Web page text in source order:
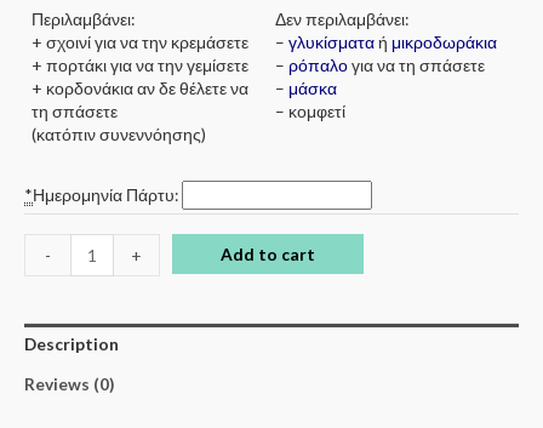
Περιλαμβάνει:
+ σχοινί για να την κρεμάσετε
+ πορτάκι για να την γεμίσετε
+ κορδονάκια αν δε θέλετε να
τη σπάσετε
(κατόπιν συνεννόησης)
Δεν περιλαμβάνει:
– γλυκίσματαή μικροδωράκια
– ρόπαλογια να τη σπάσετε
– μάσκα
– κομφετί
*Ημερομηνία Πάρτυ:
- + Add to cart
Description
Reviews (0)